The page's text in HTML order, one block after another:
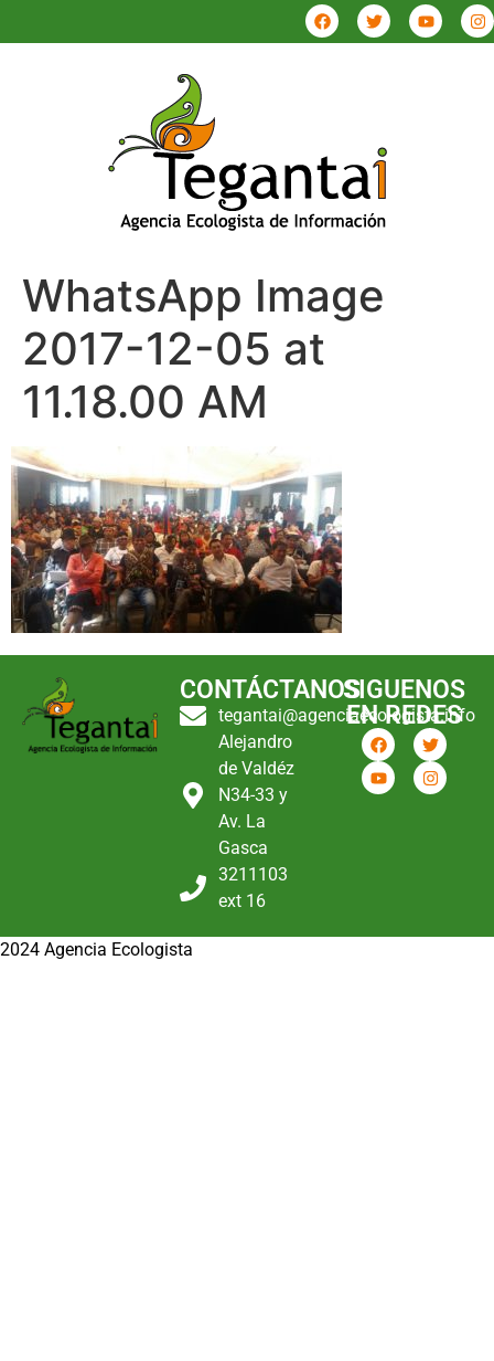
WhatsApp Image
2017-12-05 at
11.18.00 AM
CONTÁCTANOS
tegantai@agenciaecologista.info
Alejandro
de Valdéz
N34-33 y
Av. La
Gasca
3211103
ext 16
SIGUENOS
EN REDES
2024 Agencia Ecologista